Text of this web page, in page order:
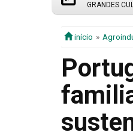
GRANDES
início